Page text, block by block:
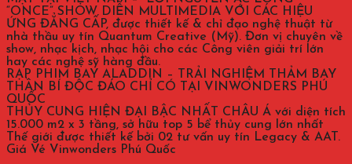
“ONCE” SHOW DIỄN MULTIMEDIA VỚI CÁC HIỆU
ỨNG ĐẲNG CẤP, được thiết kế & chỉ đạo nghệ thuật từ
nhà thầu uy tín Quantum Creative (Mỹ). Đơn vị chuyên về
show, nhạc kịch, nhạc hội cho các Công viên giải trí lớn
hay các nghệ sỹ hàng đầu.
RẠP PHIM BAY ALADDIN – TRẢI NGHIỆM THẢM BAY
THẦN BÍ ĐỘC ĐÁO CHỈ CÓ TẠI VINWONDERS PHÚ
QUỐC
THỦY CUNG HIỆN ĐẠI BẬC NHẤT CHÂU Á với diện tích
15.000 m2 x 3 tầng, sở hữu top 5 bể thủy cung lớn nhất
Thế giới được thiết kế bởi 02 tư vấn uy tín Legacy & AAT.
Giá Vé Vinwonders Phú Quốc